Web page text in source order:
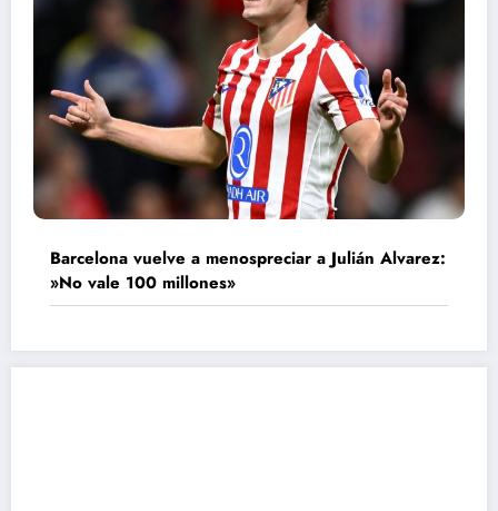
Barcelona vuelve a menospreciar a Julián Alvarez:
»No vale 100 millones»